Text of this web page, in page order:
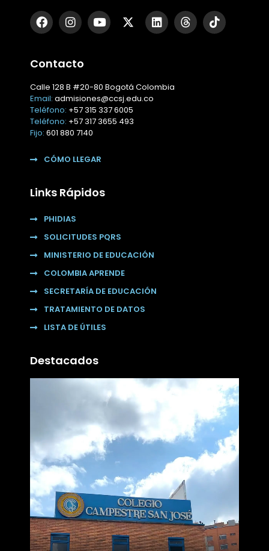
Contacto
Calle 128 B #20-80 Bogotá Colombia
Email: admisiones@ccsj.edu.co
Teléfono: +57315 337 6005
Teléfono: +57317 3655 493
Fijo: 601 880 7140
CÓMO LLEGAR
Links Rápidos
PHIDIAS
SOLICITUDES PQRS
MINISTERIO DE EDUCACIÓN
COLOMBIA APRENDE
SECRETARÍA DE EDUCACIÓN
TRATAMIENTO DE DATOS
LISTA DE ÚTILES
Destacados